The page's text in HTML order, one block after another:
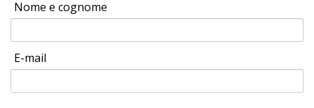
Nome e cognome
E-mail